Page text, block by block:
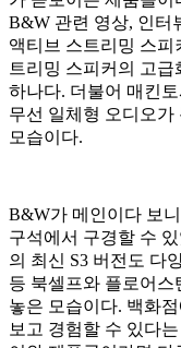
B&W 관련 영상, 인터
액티브 스트리밍 스
트리밍 스피커의 고
하나다. 더불어 매킨
무선 일체형 오디오
모습이다.
B&W가 메인이다 보
구석에서 구경할 수
의 최신 S3 버전도 다
등 북셀프와 플로어스
놓은 모습이다. 백화
보고 경험할 수 있다